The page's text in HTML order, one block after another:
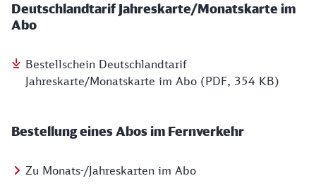
Deutschlandtarif Jahreskarte/Monatskarte im
Abo
Bestellschein Deutschlandtarif
Jahreskarte/Monatskarte im Abo (PDF, 354 KB)
Bestellung eines Abos im Fernverkehr
Zu Monats-/Jahreskarten im Abo